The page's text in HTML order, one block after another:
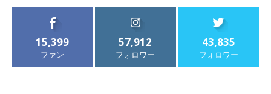
15,399
ファン
57,912
フォロワー
43,835
フォロワー